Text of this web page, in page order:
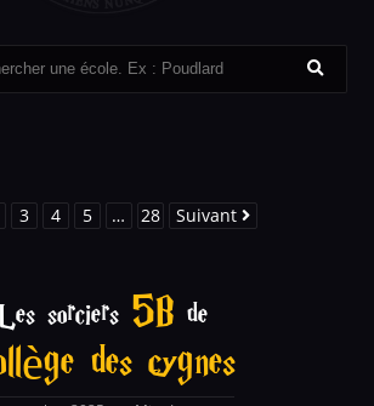
3 4 5 … 28 Suivant
Les sorciers 5B de
des cygnes